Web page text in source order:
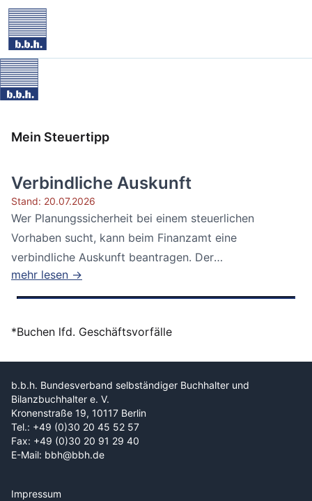
Mein Steuertipp
Verbindliche Auskunft
Stand: 20.07.2026
Wer Planungssicherheit bei einem steuerlichen
Vorhaben sucht, kann beim Finanzamt eine
verbindliche Auskunft beantragen. Der
Bundesfinanzhof...
mehr lesen →
*Buchen lfd. Geschäftsvorfälle
b.b.h. Bundesverband selbständiger Buchhalter und
Bilanzbuchhalter e. V.
Kronenstraße 19, 10117 Berlin
Tel.: +49 (0)30 20 45 52 57
Fax: +49 (0)30 20 91 29 40
E-Mail: bbh@bbh.de
Impressum